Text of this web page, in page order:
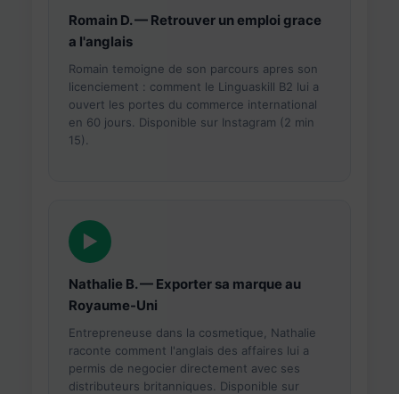
Romain D. — Retrouver un emploi grace
a l'anglais
Romain temoigne de son parcours apres son
licenciement : comment le Linguaskill B2 lui a
ouvert les portes du commerce international
en 60 jours. Disponible sur Instagram (2 min
15).
▶
Nathalie B. — Exporter sa marque au
Royaume-Uni
Entrepreneuse dans la cosmetique, Nathalie
raconte comment l'anglais des affaires lui a
permis de negocier directement avec ses
distributeurs britanniques. Disponible sur